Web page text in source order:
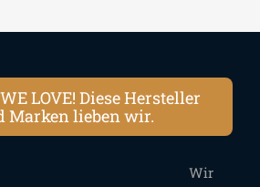
LOVE! Diese Hersteller
Marken lieben wir.
Wir